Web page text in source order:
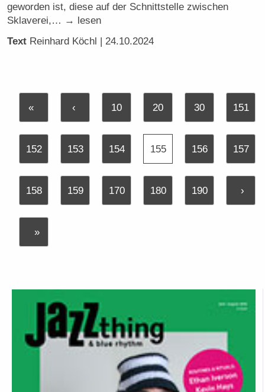
geworden ist, diese auf der Schnittstelle zwischen
Sklaverei,… → lesen
Text Reinhard Köchl | 24.10.2024
« ‹ 10 20 30 151
152 153 154 155 156 157
158 159 170 180 190 ›
»